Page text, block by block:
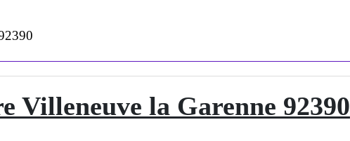
Villeneuve la Garenne 92390